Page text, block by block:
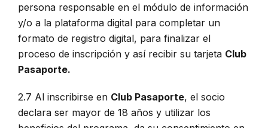
persona responsable en el módulo de información
y/o a la plataforma digital para completar un
formato de registro digital, para finalizar el
proceso de inscripción y así recibir su tarjeta Club
Pasaporte.
2.7 Al inscribirse en Club Pasaporte, el socio
declara ser mayor de 18 años y utilizar los